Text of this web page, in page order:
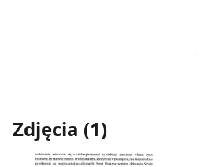
Zdjęcia (1)